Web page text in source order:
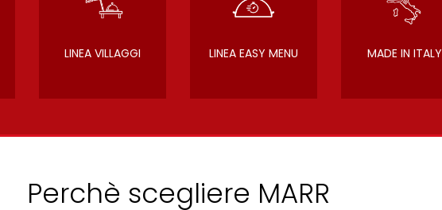
LINEA VILLAGGI LINEA EASY MENU MADE IN ITALY
Perchè scegliere MARR